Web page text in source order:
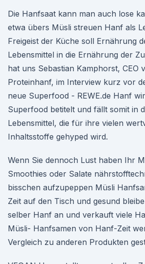
Die Hanfsaat kann man auch lose
etwa übers Müsli streuen Hanf als
Freigeist der Küche soll Ernährung
Lebensmittel in die Ernährung der
hat uns Sebastian Kamphorst, CEO
Proteinhanf, im Interview kurz vor
neue Superfood - REWE.de Hanf
Superfood betitelt und fällt somit in
Lebensmittel, die für ihre vielen
Inhaltsstoffe gehyped wird.
Wenn Sie dennoch Lust haben Ihr
Smoothies oder Salate
bisschen aufzupeppen Müsli
Zeit auf den Tisch und gesund
selber Hanf an und verkauft viele
Müsli- Hanfsamen von Hanf-Zeit
Vergleich zu anderen Produkten